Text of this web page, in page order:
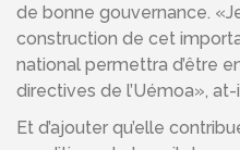
de bonne gouvernance.
construction de cet
national permettra d’être
directives de l’Uémoa»,
Et d’ajouter qu’elle